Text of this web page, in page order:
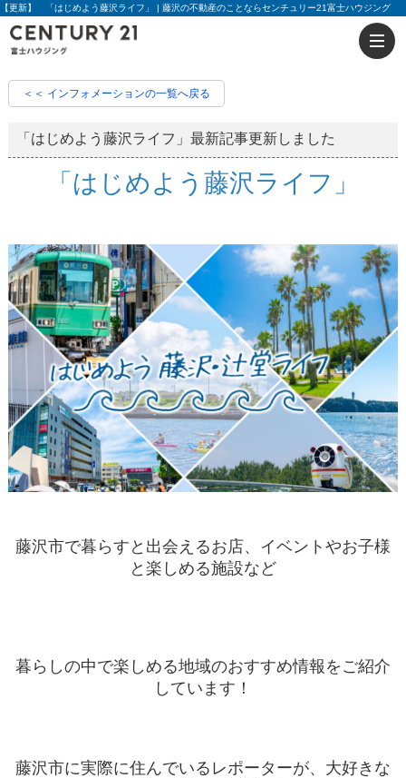
【更新】 「はじめよう藤沢ライフ」 | 藤沢の不動産のことならセンチュリー21富士ハウジング
＜＜ インフォメーションの一覧へ戻る
「はじめよう藤沢ライフ」最新記事更新しました
「はじめよう藤沢ライフ」
藤沢市で暮らすと出会えるお店、イベントやお子様
と楽しめる施設など
暮らしの中で楽しめる地域のおすすめ情報をご紹介
しています！
藤沢市に実際に住んでいるレポーターが、大好きな